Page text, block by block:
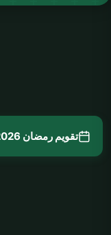
تقويم رمضان Beerfelden 2026